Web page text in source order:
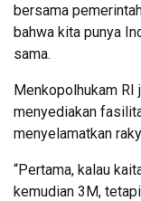
bersama
bahwa kita punya
sama.
Menkopolhukam RI
menyediakan
menyelamatkan
“Pertama, kalau
kemudian 3M,